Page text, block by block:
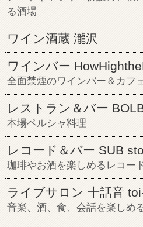
る酒場
ワイン酒蔵 瀧沢
ワインバー
全面禁煙のワインバー＆カフ
レストラン＆バー
本場ペルシャ料理
レコード＆バー SUB
珈琲やお酒を楽しめるレコー
ライブサロン 十話音
音楽、酒、食、会話を楽しめ